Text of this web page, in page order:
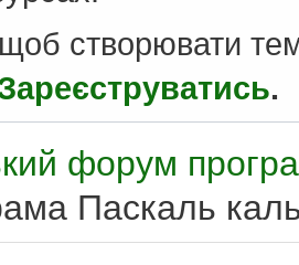
створювати
.
форум
Паскаль